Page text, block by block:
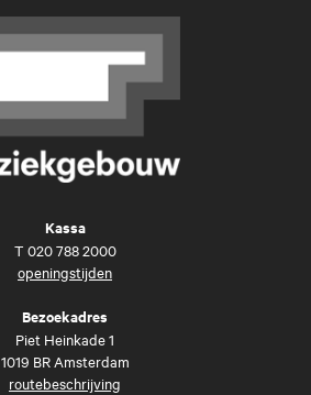
Kassa
T 020 788 2000
openingstijden
Bezoekadres
Piet Heinkade 1
1019 BR Amsterdam
routebeschrijving